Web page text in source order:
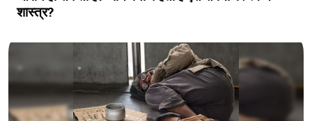
शास्त्र?